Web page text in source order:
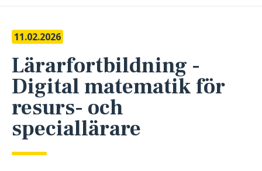
11.02.2026
Lärarfortbildning -
Digital matematik för
resurs- och
speciallärare